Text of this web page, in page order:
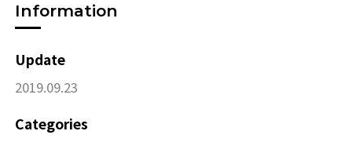
Information
Update
2019.09.23
Categories